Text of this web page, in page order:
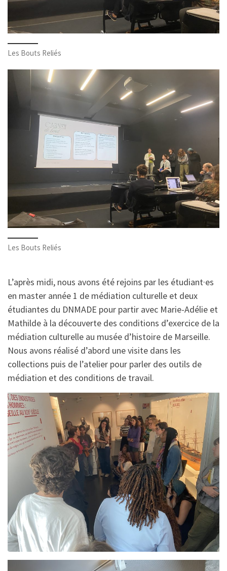
Les Bouts Reliés
Les Bouts Reliés
L’après midi, nous avons été rejoins par les étudiant·es
en master année 1 de médiation culturelle et deux
étudiantes du DNMADE pour partir avec Marie-Adélie et
Mathilde à la découverte des conditions d’exercice de la
médiation culturelle au musée d’histoire de Marseille.
Nous avons réalisé d’abord une visite dans les
collections puis de l’atelier pour parler des outils de
médiation et des conditions de travail.